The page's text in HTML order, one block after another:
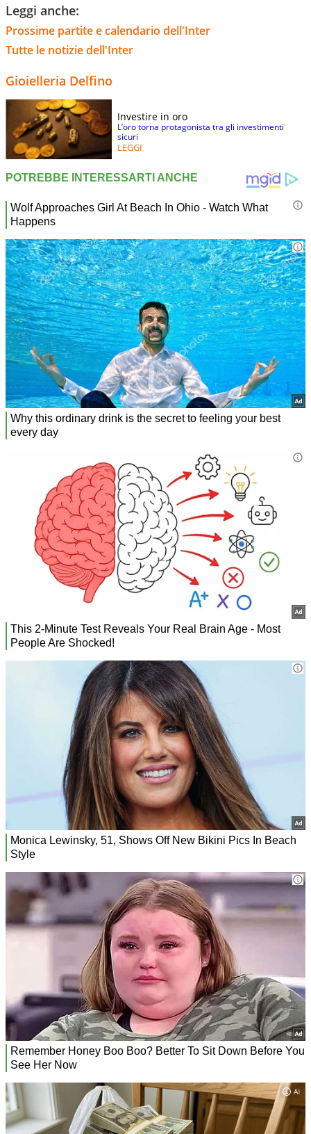
Leggi anche:
Prossime partite e calendario dell'Inter
Tutte le notizie dell'Inter
Gioielleria Delfino
Investire in oro
L’oro torna protagonista tra gli investimenti
sicuri
LEGGI